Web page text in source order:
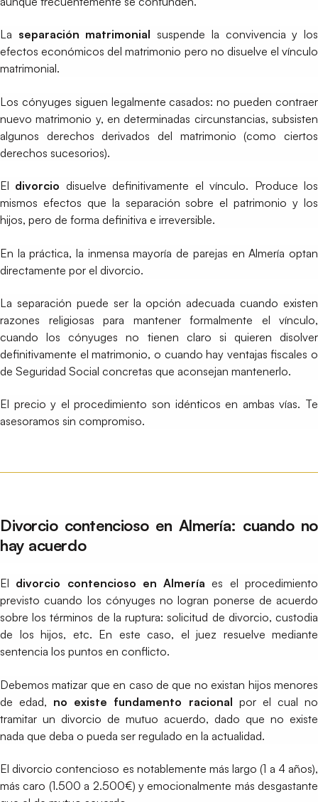
La separación matrimonial suspende la convivencia y los
efectos económicos del matrimonio pero no disuelve el vínculo
matrimonial.
Los cónyuges siguen legalmente casados: no pueden contraer
nuevo matrimonio y, en determinadas circunstancias, subsisten
algunos derechos derivados del matrimonio (como ciertos
derechos sucesorios).
El divorcio disuelve definitivamente el vínculo. Produce los
mismos efectos que la separación sobre el patrimonio y los
hijos, pero de forma definitiva e irreversible.
En la práctica, la inmensa mayoría de parejas en Almería optan
directamente por el divorcio.
La separación puede ser la opción adecuada cuando existen
razones religiosas para mantener formalmente el vínculo,
cuando los cónyuges no tienen claro si quieren disolver
definitivamente el matrimonio, o cuando hay ventajas fiscales o
de Seguridad Social concretas que aconsejan mantenerlo.
El precio y el procedimiento son idénticos en ambas vías. Te
asesoramos sin compromiso.
Divorcio contencioso en Almería: cuando no
hay acuerdo
El divorcio contencioso en Almería es el procedimiento
previsto cuando los cónyuges no logran ponerse de acuerdo
sobre los términos de la ruptura: solicitud de divorcio, custodia
de los hijos, etc. En este caso, el juez resuelve mediante
sentencia los puntos en conflicto.
Debemos matizar que en caso de que no existan hijos menores
de edad, no existe fundamento racional por el cual no
tramitar un divorcio de mutuo acuerdo, dado que no existe
nada que deba o pueda ser regulado en la actualidad.
El divorcio contencioso es notablemente más largo (1 a 4 años),
más caro (1.500 a 2.500€) y emocionalmente más desgastante